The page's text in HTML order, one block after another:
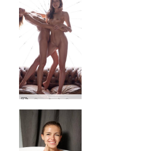
आलिया और ओक्सी की नग्न तस्वीरें